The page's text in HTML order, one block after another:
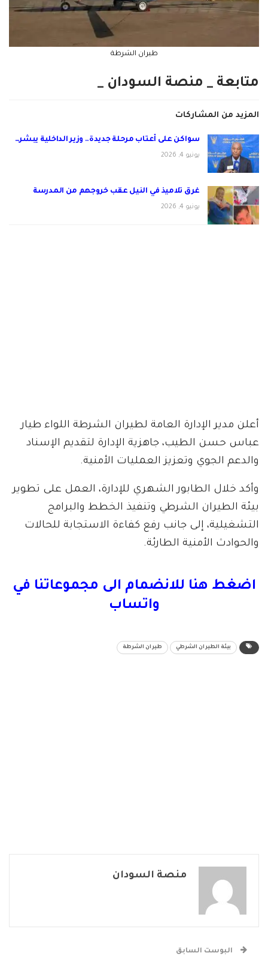
طيران الشرطة
متابعة _ منصة السودان _
المزيد من المشاركات
سواكن على أعتاب مرحلة جديدة.. وزير الداخلية يبشر…
يونيو 4, 2026
غرق تلاميذ في النيل عقب خروجهم من المدرسة
يونيو 4, 2026
أعلن مدير الإدارة العامة لطيران الشرطة اللواء طيار
عباس حسن الطيب، جاهزية الإدارة لتقديم الإسناد
والدعم الجوي وتعزيز العمليات الأمنية.
وأكد خلال الطابور الشهري للإدارة، العمل على تطوير
بيئة الطيران الشرطي وتنفيذ الخطط والبرامج
التشغيلية، إلى جانب رفع كفاءة الاستجابة للحالات
والحوادث الأمنية الطارئة.
اضغط هنا للانضمام الى مجموعاتنا في
واتساب
بيئة الطيران الشرطي طيران الشرطة
منصة السودان
البوست السابق